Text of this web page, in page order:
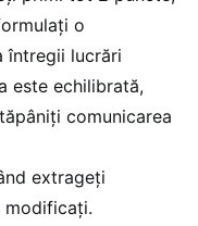
o
întregii lucrări
este echilibrată,
comunicarea
extrageți
modificați.